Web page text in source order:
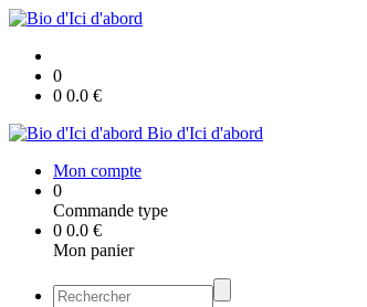
0
0 0.0 €
Bio d'Ici d'abord
Mon compte
0
Commande type
0 0.0 €
Mon panier